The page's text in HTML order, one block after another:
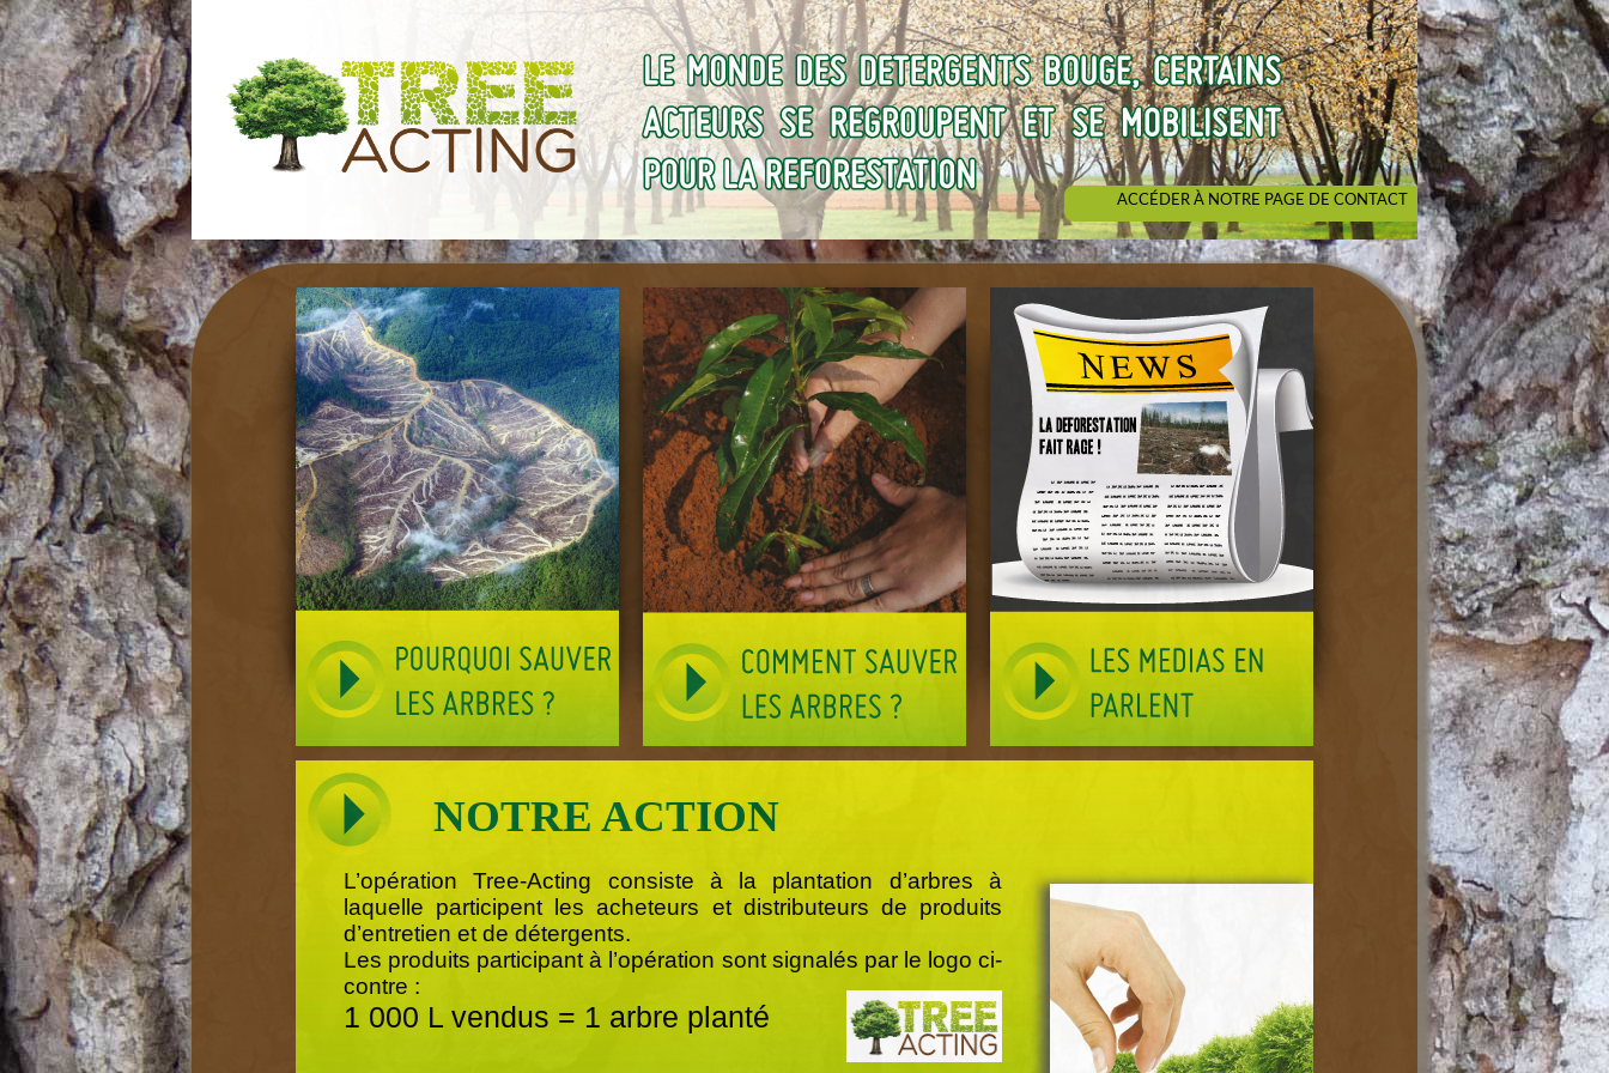
ACCÉDER À NOTRE PAGE DE CONTACT
NOTRE ACTION
L’opération Tree-Acting consiste à la plantation d’arbres à
laquelle participent les acheteurs et distributeurs de produits
d’entretien et de détergents.
Les produits participant à l’opération sont signalés par le logo ci-
contre :
1 000 L vendus = 1 arbre planté